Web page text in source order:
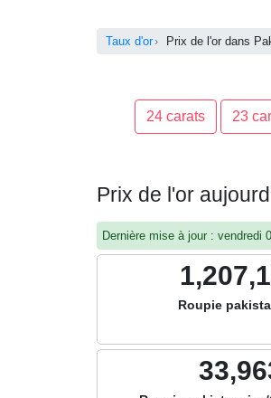
Taux d'or Prix de l'or dans
24 carats 23
Prix de l'or
Dernière mise à jour : vendredi
Roupie